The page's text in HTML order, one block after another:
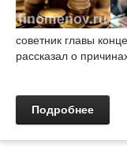
советник главы
рассказал о
Подробнее